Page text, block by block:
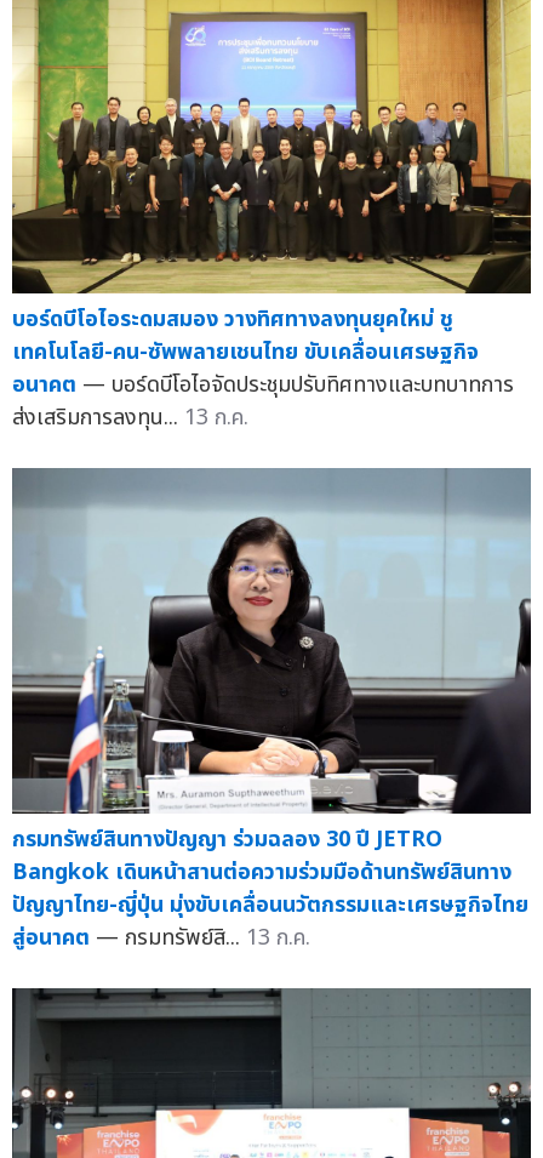
บอร์ดบีโอไอระดมสมอง วางทิศทางลงทุนยุคใหม่ ชู
เทคโนโลยี-คน-ซัพพลายเชนไทย ขับเคลื่อนเศรษฐกิจ
อนาคต — บอร์ดบีโอไอจัดประชุมปรับทิศทางและบทบาทการ
ส่งเสริมการลงทุน... 13 ก.ค.
กรมทรัพย์สินทางปัญญา ร่วมฉลอง 30 ปี JETRO
Bangkok เดินหน้าสานต่อความร่วมมือด้านทรัพย์สินทาง
ปัญญาไทย-ญี่ปุ่น มุ่งขับเคลื่อนนวัตกรรมและเศรษฐกิจไทย
สู่อนาคต — กรมทรัพย์สิ... 13 ก.ค.